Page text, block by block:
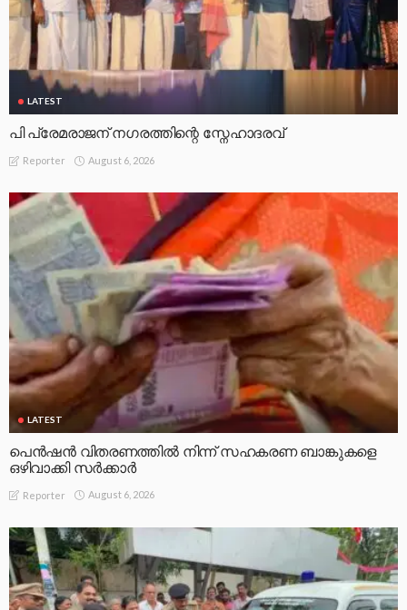
LATEST
പി പ്രേമരാജന് നഗരത്തിന്റെ സ്നേഹാദരവ്
Reporter August 6, 2026
LATEST
പെൻഷൻ വിതരണത്തിൽ നിന്ന് സഹകരണ ബാങ്കുകളെ
ഒഴിവാക്കി സർക്കാർ
Reporter August 6, 2026